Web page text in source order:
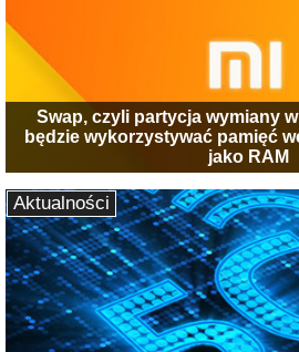
Swap, czyli partycja wymiany
będzie wykorzystywać pamięć
jako RAM
Aktualności